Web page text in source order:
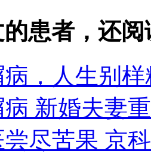
患者，还
，人生别
新婚夫妻
尽苦果 京